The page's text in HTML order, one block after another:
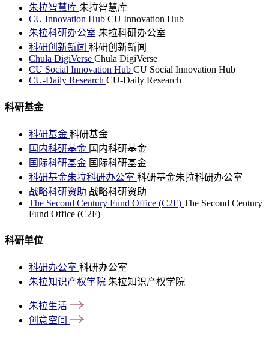
朱拉智慧库 朱拉智慧库
CU Innovation Hub CU Innovation Hub
朱拉科研办公室 朱拉科研办公室
科研创新新闻 科研创新新闻
Chula DigiVerse Chula DigiVerse
CU Social Innovation Hub CU Social Innovation Hub
CU-Daily Research CU-Daily Research
科研基金
科研基金 科研基金
国内科研基金 国内科研基金
国际科研基金 国际科研基金
科研基金朱拉科研办公室 科研基金朱拉科研办公室
战略科研资助 战略科研资助
The Second Century Fund Office (C2F) The Second Century
Fund Office (C2F)
科研单位
科研办公室 科研办公室
朱拉知识产权学院 朱拉知识产权学院
朱拉生活
创意空间